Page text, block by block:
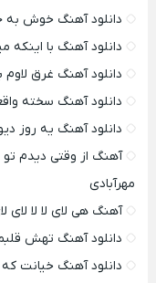
دانلود آهنگ خوش به
دانلود آهنگ با
دانلود آهنگ غرق
دانلود آهنگ سخته
دانلود آهنگ یه روز
آهنگ از وقتی دیدم تو
مهرآبادی
آهنگ هی لای لا لا لای
دانلود آهنگ تهش
دانلود آهنگ خیانت